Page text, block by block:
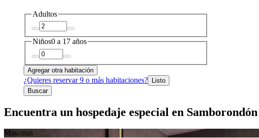
Adultos
Niños0 a 17 años
Agregar otra habitación
¿Quieres reservar 9 o más habitaciones? Listo
Buscar
Encuentra un hospedaje especial en Samborondón
Mascotas